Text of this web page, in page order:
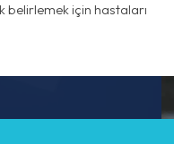
için hastaları